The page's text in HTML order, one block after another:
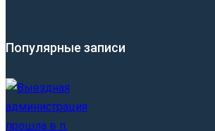
Популярные записи